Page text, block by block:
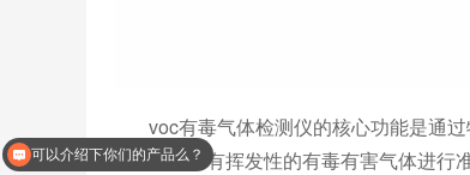
voc有毒气体检测仪的核心功能是通过
等），对具有挥发性的有毒有害气体进行
可以介绍下你们的产品么？